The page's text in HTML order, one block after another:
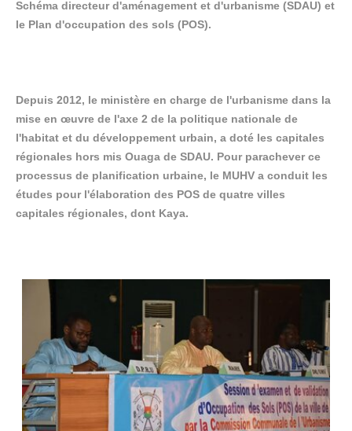
Schéma directeur d'aménagement et d'urbanisme (SDAU) et
le Plan d'occupation des sols (POS).
Depuis 2012, le ministère en charge de l'urbanisme dans la
mise en œuvre de l'axe 2 de la politique nationale de
l'habitat et du développement urbain, a doté les capitales
régionales hors mis Ouaga de SDAU. Pour parachever ce
processus de planification urbaine, le MUHV a conduit les
études pour l'élaboration des POS de quatre villes
capitales régionales, dont Kaya.